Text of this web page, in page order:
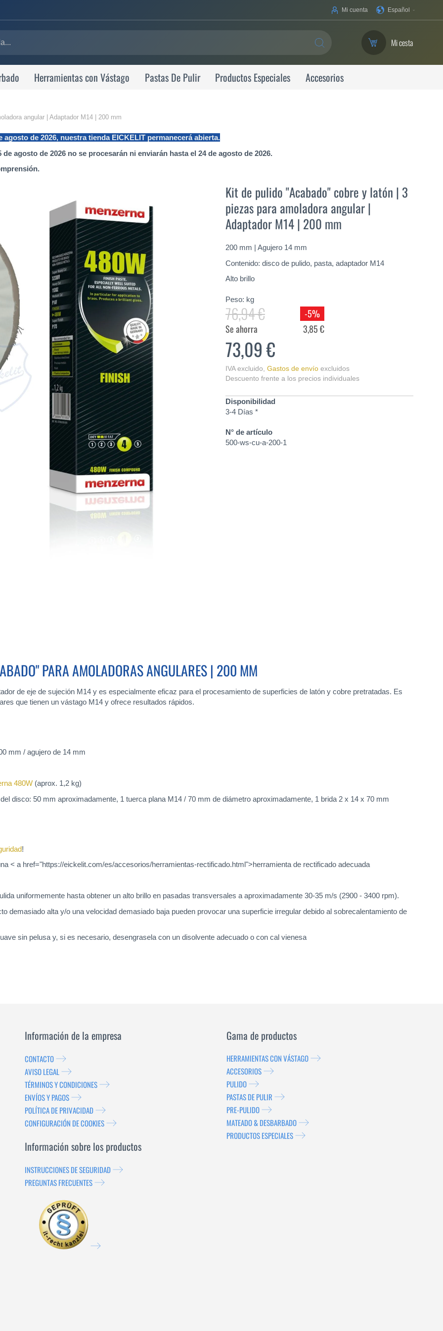
Su
Español
Mi cuenta
SEARCH Mi cesta
Herramientas con Vástago Pastas De Pulir Productos Especiales Accesorios
angular | Adaptador M14 | 200 mm
de 2026, nuestra tienda EICKELIT permanecerá abierta.
agosto de 2026 no se procesarán ni enviarán hasta el 24 de agosto de 2026.
Kit de pulido "Acabado" cobre y latón | 3
piezas para amoladora angular |
Adaptador M14 | 200 mm
200 mm | Agujero 14 mm
Contenido: disco de pulido, pasta, adaptador M14
Alto brillo
Peso: kg
76,94 €
-5%
Se ahorra
3,85 €
73,09 €
IVA excluido Gastos de envío excluidos
Descuento frente a los precios individuales
Disponibilidad
3-4 Días *
N° de artículo
500-ws-cu-a-200-1
PARA AMOLADORAS ANGULARES | 200 MM
de eje de sujeción M14 y es especialmente eficaz para el procesamiento de superficies de latón y cobre pretratadas. Es
que tienen un vástago M14 y ofrece resultados rápidos.
mm / agujero de 14 mm
480W (aprox. 1,2 kg)
disco: 50 mm aproximadamente, 1 tuerca plana M14 / 70 mm de diámetro aproximadamente, 1 brida 2 x 14 x 70 mm
!
< a href="https://eickelit.com/es/accesorios/herramientas-rectificado.html">herramienta de rectificado adecuada
uniformemente hasta obtener un alto brillo en pasadas transversales a aproximadamente 30-35 m/s (2900 - 3400 rpm).
demasiado alta y/o una velocidad demasiado baja pueden provocar una superficie irregular debido al sobrecalentamiento de
sin pelusa y, si es necesario, desengrasela con un disolvente adecuado o con cal vienesa
Información de la empresa
CONTACTO
AVISO LEGAL
TÉRMINOS Y CONDICIONES
ENVÍOS Y PAGOS
POLÍTICA DE PRIVACIDAD
CONFIGURACIÓN DE COOKIES
Información sobre los productos
INSTRUCCIONES DE SEGURIDAD
PREGUNTAS FRECUENTES
Gama de productos
HERRAMIENTAS CON VÁSTAGO
ACCESORIOS
PULIDO
PASTAS DE PULIR
PRE-PULIDO
MATEADO & DESBARBADO
PRODUCTOS ESPECIALES